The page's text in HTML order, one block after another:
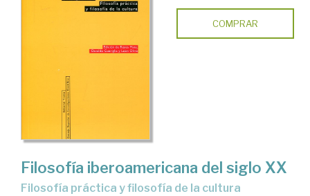
COMPRAR
Filosofía iberoamericana del siglo XX
filosofía práctica y filosofía de la cultura